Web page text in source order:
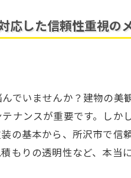
応した信頼性重視の
でいませんか？建物の
ナンスが重要です。し
の基本から、所沢市で
もりの透明性など、本